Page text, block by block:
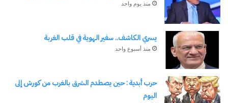
منذ يوم واحد
يسري الكاشف.. سفير الهوية في قلب الغربة
منذ أسبوع واحد
حرب أبدية : حين يصطدم الشرق بالغرب من كورش إلى
اليوم